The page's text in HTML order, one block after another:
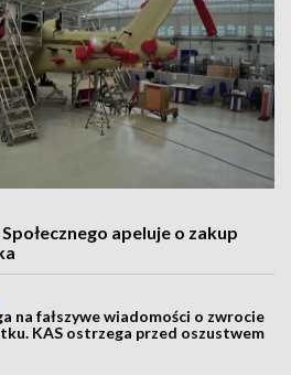
apeluje o zakup
na fałszywe wiadomości o zwrocie
KAS ostrzega przed oszustwem